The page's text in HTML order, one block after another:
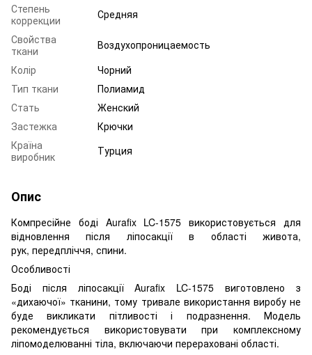
Степень
коррекции
Средняя
Свойства
ткани
Воздухопроницаемость
Колір
Чорний
Тип ткани
Полиамид
Стать
Женский
Застежка
Крючки
Країна
виробник
Турция
Опис
Компресійне боді Aurafix LC-1575 використовується для
відновлення після ліпосакції в області живота,
рук, передпліччя, спини.
Особливості
Боді після ліпосакції Aurafix LC-1575 виготовлено з
«дихаючої» тканини, тому тривале використання виробу не
буде викликати пітливості і подразнення. Модель
рекомендується використовувати при комплексному
ліпомоделюванні тіла, включаючи перераховані області.